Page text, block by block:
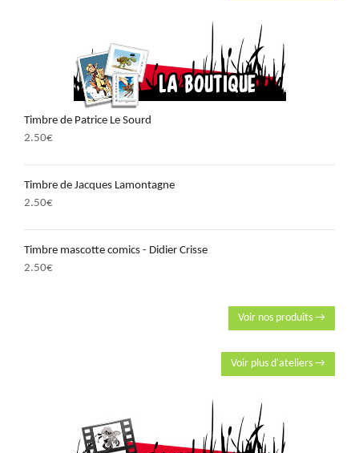
Timbre de Patrice Le Sourd
2.50€
Timbre de Jacques Lamontagne
2.50€
Timbre mascotte comics - Didier Crisse
2.50€
Voir nos produits →
Voir plus d'ateliers →